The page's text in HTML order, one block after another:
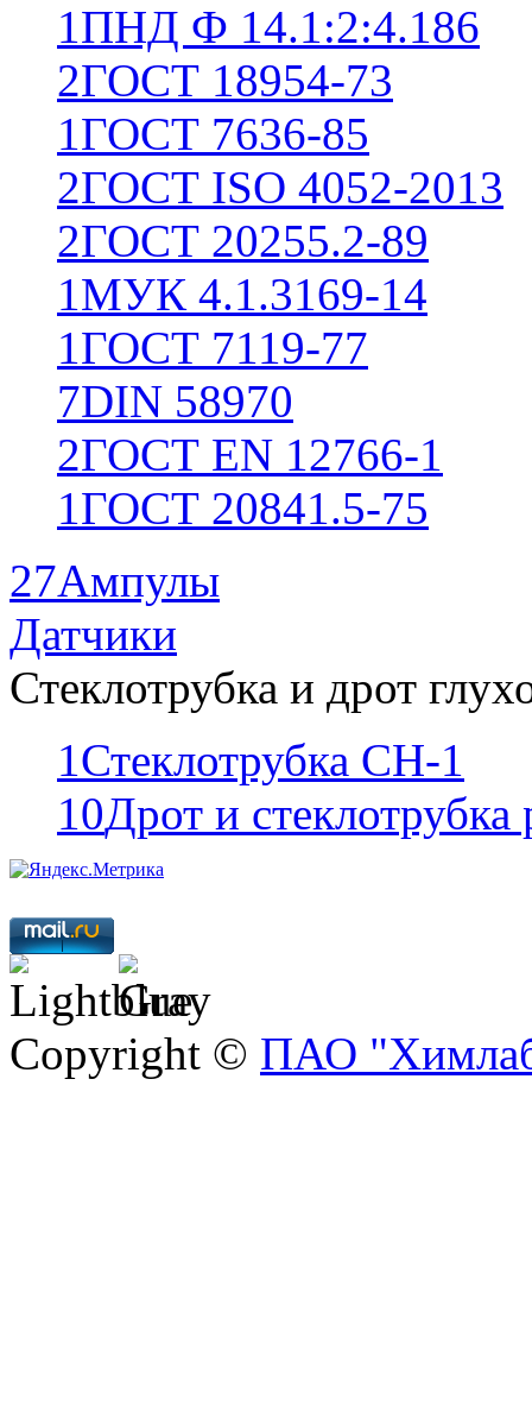
1ПНД Ф 14.1:2:4.186
2ГОСТ 18954-73
1ГОСТ 7636-85
2ГОСТ ISO 4052-2013
2ГОСТ 20255.2-89
1МУК 4.1.3169-14
1ГОСТ 7119-77
7DIN 58970
2ГОСТ EN 12766-1
1ГОСТ 20841.5-75
27Ампулы
Датчики
Стеклотрубка и дрот
1Стеклотрубка СН-1
10Дрот и
Copyright © ПАО